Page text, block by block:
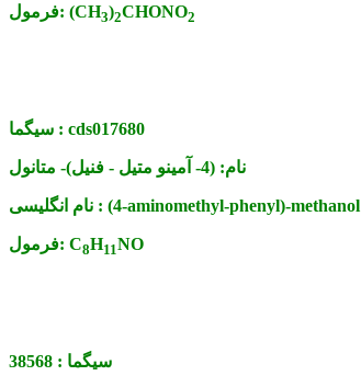
فرمول: (CH3)2CHONO2
سیگما : cds017680
نام: (4- آمینو متیل - فنیل)- متانول
نام انگلیسی : (4-aminomethyl-phenyl)-methanol
فرمول: C8H11NO
سیگما : 38568